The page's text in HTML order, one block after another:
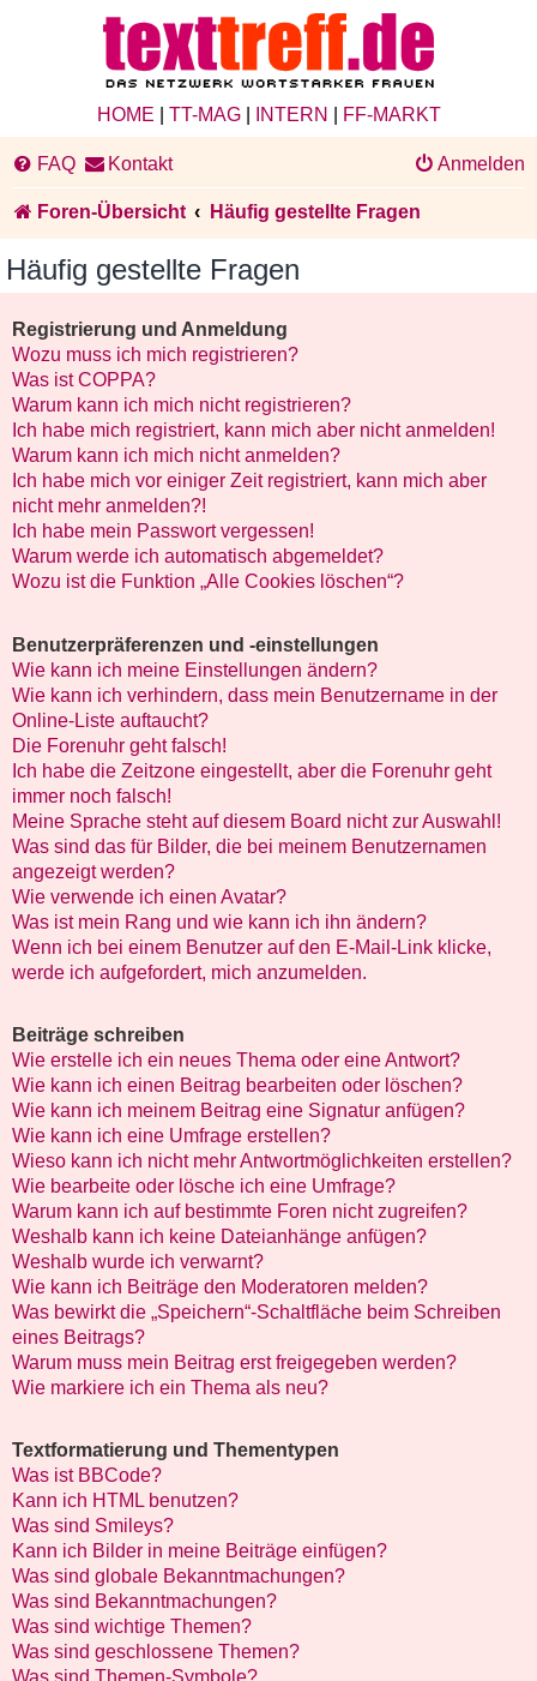
HOME TT-MAG| INTERN FF-MARKT
FAQ Kontakt Anmelden
Foren-Übersicht Häufig gestellte Fragen
Häufig gestellte Fragen
Registrierung und Anmeldung
Wozu muss ich mich registrieren?
Was ist COPPA?
Warum kann ich mich nicht registrieren?
Ich habe mich registriert, kann mich aber nicht anmelden!
Warum kann ich mich nicht anmelden?
Ich habe mich vor einiger Zeit registriert, kann mich aber
nicht mehr anmelden?!
Ich habe mein Passwort vergessen!
Warum werde ich automatisch abgemeldet?
Wozu ist die Funktion „Alle Cookies löschen“?
Benutzerpräferenzen und -einstellungen
Wie kann ich meine Einstellungen ändern?
Wie kann ich verhindern, dass mein Benutzername in der
Online-Liste auftaucht?
Die Forenuhr geht falsch!
Ich habe die Zeitzone eingestellt, aber die Forenuhr geht
immer noch falsch!
Meine Sprache steht auf diesem Board nicht zur Auswahl!
Was sind das für Bilder, die bei meinem Benutzernamen
angezeigt werden?
Wie verwende ich einen Avatar?
Was ist mein Rang und wie kann ich ihn ändern?
Wenn ich bei einem Benutzer auf den E-Mail-Link klicke,
werde ich aufgefordert, mich anzumelden.
Beiträge schreiben
Wie erstelle ich ein neues Thema oder eine Antwort?
Wie kann ich einen Beitrag bearbeiten oder löschen?
Wie kann ich meinem Beitrag eine Signatur anfügen?
Wie kann ich eine Umfrage erstellen?
Wieso kann ich nicht mehr Antwortmöglichkeiten erstellen?
Wie bearbeite oder lösche ich eine Umfrage?
Warum kann ich auf bestimmte Foren nicht zugreifen?
Weshalb kann ich keine Dateianhänge anfügen?
Weshalb wurde ich verwarnt?
Wie kann ich Beiträge den Moderatoren melden?
Was bewirkt die „Speichern“-Schaltfläche beim Schreiben
eines Beitrags?
Warum muss mein Beitrag erst freigegeben werden?
Wie markiere ich ein Thema als neu?
Textformatierung und Thementypen
Was ist BBCode?
Kann ich HTML benutzen?
Was sind Smileys?
Kann ich Bilder in meine Beiträge einfügen?
Was sind globale Bekanntmachungen?
Was sind Bekanntmachungen?
Was sind wichtige Themen?
Was sind geschlossene Themen?
Was sind Themen-Symbole?